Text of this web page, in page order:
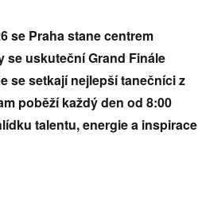
se Praha stane centrem
se uskuteční Grand Finále
se setkají nejlepší tanečníci z
poběží každý den od 8:00
talentu, energie a inspirace